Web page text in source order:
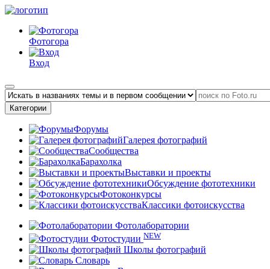
Фотогора
Вход
Категории
Форумы
Галерея фотографий
Сообщества
Барахолка
Выставки и проекты
Обсуждение фототехники
Фотоконкурсы
Классики фотоискусства
Фотолаборатории
Фотостудии NEW
Школы фотографий
Словарь